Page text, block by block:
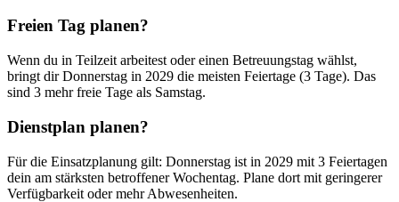
Freien Tag planen?
Wenn du in Teilzeit arbeitest oder einen Betreuungstag wählst,
bringt dir Donnerstag in 2029 die meisten Feiertage (3 Tage). Das
sind 3 mehr freie Tage als Samstag.
Dienstplan planen?
Für die Einsatzplanung gilt: Donnerstag ist in 2029 mit 3 Feiertagen
dein am stärksten betroffener Wochentag. Plane dort mit geringerer
Verfügbarkeit oder mehr Abwesenheiten.